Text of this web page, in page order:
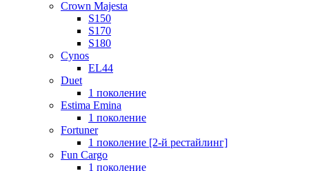
Crown Majesta
S150
S170
S180
Cynos
EL44
Duet
1 поколение
Estima Emina
1 поколение
Fortuner
1 поколение [2-й рестайлинг]
Fun Cargo
1 поколение